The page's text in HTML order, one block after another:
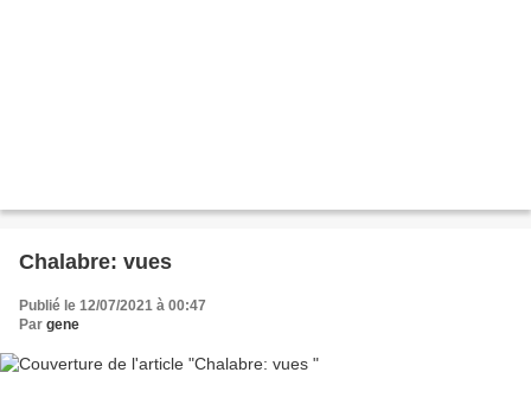
Chalabre: vues
Publié le 12/07/2021 à 00:47
Par gene